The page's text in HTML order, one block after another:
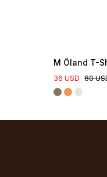
M Öland T-
36 USD 60